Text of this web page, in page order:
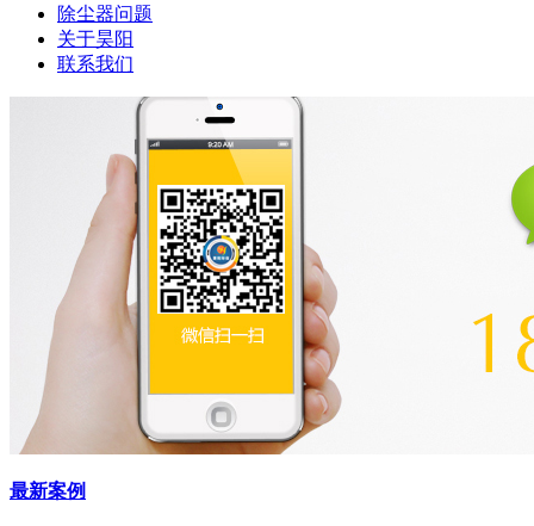
除尘器问题
关于昊阳
联系我们
最新案例